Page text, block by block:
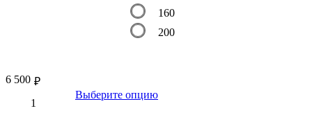
160
200
₽
6 500
Выберите опцию